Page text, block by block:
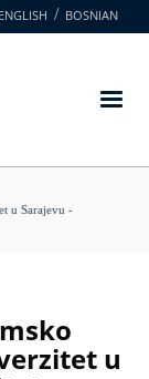
ENGLISH BOSNIAN
u Sarajevu -
u